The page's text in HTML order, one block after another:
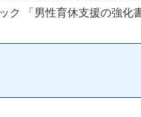
「男性育休支援の強化